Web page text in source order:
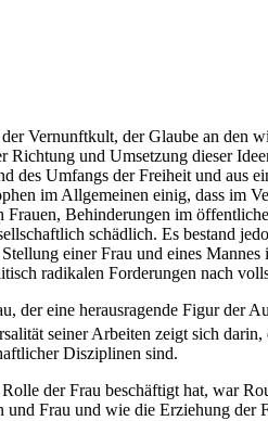
Vernunftkult, der Glaube an den
und Umsetzung dieser
des Umfangs der Freiheit und
im Allgemeinen einig, dass im
Behinderungen im
schädlich. Es bestand
einer Frau und eines
radikalen Forderungen nach
der eine herausragende Figur
seiner Arbeiten zeigt sich
Disziplinen sind.
der Frau beschäftigt hat, war
Frau und wie die Erziehung der